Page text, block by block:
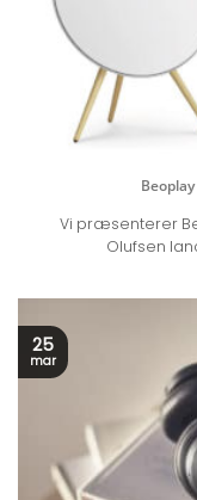
Vi præsenterer
Olufsen
25
mar